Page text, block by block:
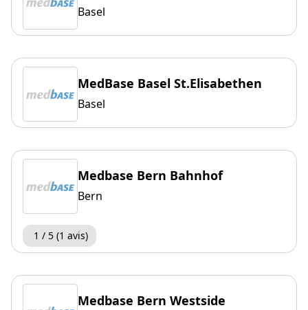
Basel
MedBase Basel St.Elisabethen
Basel
Medbase Bern Bahnhof
Bern
1 / 5 (1 avis)
Medbase Bern Westside